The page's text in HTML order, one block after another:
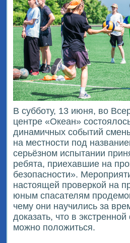
В субботу, 13 июня, во
центре «Океан»
динамичных событий
на местности под
серьёзном испытании
ребята, приехавшие на
безопасности».
настоящей проверкой на
юным спасателям
чему они научились за
доказать, что в
можно положиться.